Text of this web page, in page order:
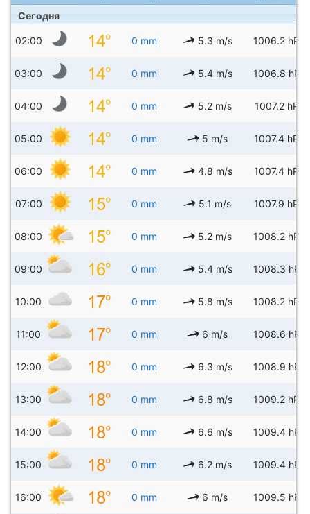
Сегодня
02:00 0 mm 5.3 m/s 1006.2 hPa
03:00 0 mm 5.4 m/s 1006.8 hPa
04:00 0 mm 5.2 m/s 1007.2 hPa
05:00 0 mm 5 m/s 1007.4 hPa
06:00 0 mm 4.8 m/s 1007.4 hPa
07:00 0 mm 5.1 m/s 1007.9 hPa
08:00 0 mm 5.2 m/s 1008.2 hPa
09:00 0 mm 5.4 m/s 1008.3 hPa
10:00 0 mm 5.8 m/s 1008.2 hPa
11:00 0 mm 6 m/s 1008.6 hPa
12:00 0 mm 6.3 m/s 1008.9 hPa
13:00 0 mm 6.8 m/s 1009.2 hPa
14:00 0 mm 6.6 m/s 1009.4 hPa
15:00 0 mm 6.2 m/s 1009.4 hPa
16:00 0 mm 6 m/s 1009.5 hPa